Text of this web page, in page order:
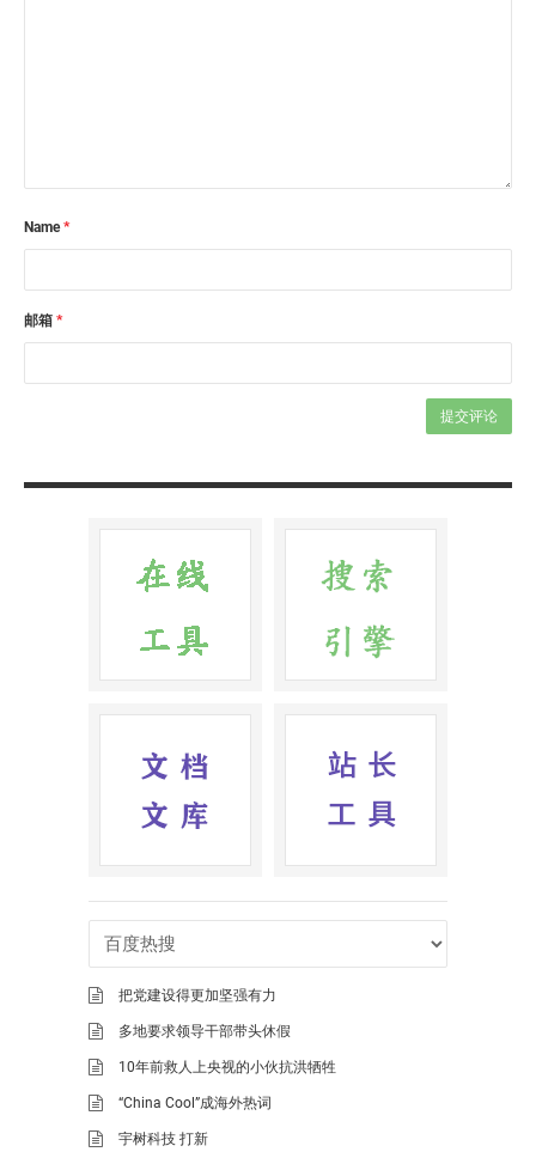
Name*
邮箱 *
把党建设得更加坚强有力
多地要求领导干部带头休假
10年前救人上央视的小伙抗洪牺牲
“China Cool”成海外热词
宇树科技 打新